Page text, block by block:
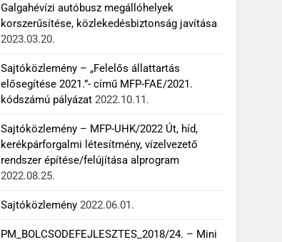
Galgahévízi autóbusz megállóhelyek
korszerűsítése, közlekedésbiztonság javítása
2023.03.20.
Sajtóközlemény – „Felelős állattartás
elősegítése 2021.”- című MFP-FAE/2021.
kódszámú pályázat 2022.10.11.
Sajtóközlemény – MFP-UHK/2022 Út, híd,
kerékpárforgalmi létesítmény, vízelvezető
rendszer építése/felújítása alprogram
2022.08.25.
Sajtóközlemény 2022.06.01.
PM_BOLCSODEFEJLESZTES_2018/24. – Mini